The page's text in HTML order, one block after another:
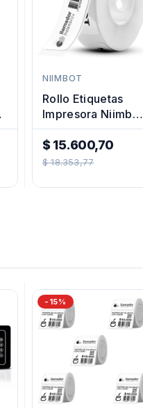
NIIMBOT
Rollo Etiquetas
Impresora Niimbot
D110 Y D11
14x75mm
$ 15.600,70
Precio
$ 18.353,77
-15%